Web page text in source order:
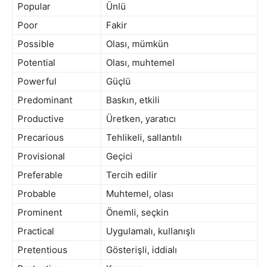
Popular
Ünlü
Poor
Fakir
Possible
Olası, mümkün
Potential
Olası, muhtemel
Powerful
Güçlü
Predominant
Baskın, etkili
Productive
Üretken, yaratıcı
Precarious
Tehlikeli, sallantılı
Provisional
Geçici
Preferable
Tercih edilir
Probable
Muhtemel, olası
Prominent
Önemli, seçkin
Practical
Uygulamalı, kullanışlı
Pretentious
Gösterişli, iddialı